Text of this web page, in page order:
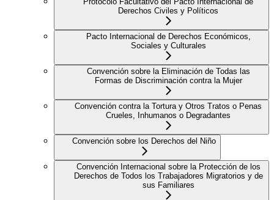
Derechos Civiles y Políticos
Pacto Internacional de Derechos Económicos,
Sociales y Culturales
Convención sobre la Eliminación de Todas las
Formas de Discriminación contra la Mujer
Convención contra la Tortura y Otros Tratos o Penas
Crueles, Inhumanos o Degradantes
Convención sobre los Derechos del Niño
Convención Internacional sobre la Protección de los
Derechos de Todos los Trabajadores Migratorios y de
sus Familiares